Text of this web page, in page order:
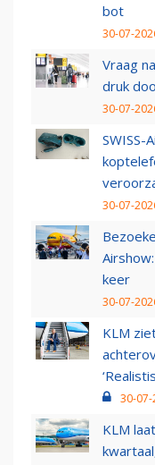
bot
30-07-
Vraag
druk
30-07-
SWISS-
30-07-
keer
30-07-
KLM
30-07-
KLM